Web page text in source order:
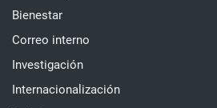
Bienestar
Correo interno
Investigación
Internacionalización